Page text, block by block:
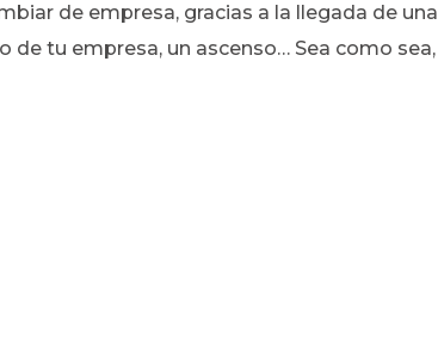
de empresa, gracias a la llegada de una
tu empresa, un ascenso… Sea como sea,